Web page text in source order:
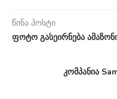
წინა პოსტი
ფოტო გასეირნება
კომპანია